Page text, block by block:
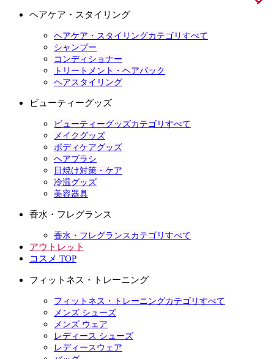
ヘアケア・スタイリング
ヘアケア・スタイリングカテゴリすべて
シャンプー
コンディショナー
トリートメント・ヘアパック
ヘアスタイリング
ビューティーグッズ
ビューティーグッズカテゴリすべて
メイクグッズ
ボディケアグッズ
ヘアブラシ
日焼け対策・ケア
冷温グッズ
美容器具
香水・フレグランス
香水・フレグランスカテゴリすべて
アウトレット
コスメ TOP
フィットネス・トレーニング
フィットネス・トレーニングカテゴリすべて
メンズ シューズ
メンズ ウェア
レディース シューズ
レディースウェア